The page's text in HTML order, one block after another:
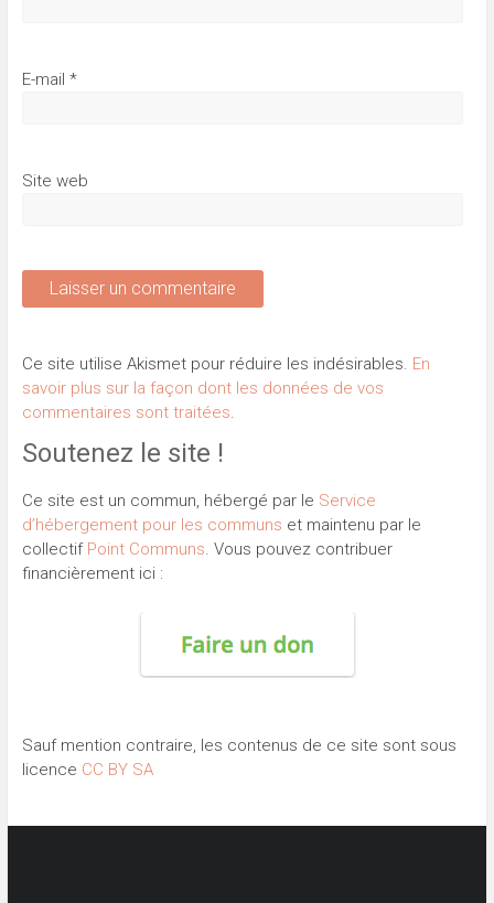
E-mail *
Site web
Ce site utilise Akismet pour réduire les indésirables. En
savoir plus sur la façon dont les données de vos
commentaires sont traitées.
Soutenez le site !
Ce site est un commun, hébergé par le Service
d’hébergement pour les communs et maintenu par le
collectif Point Communs. Vous pouvez contribuer
financièrement ici :
Sauf mention contraire, les contenus de ce site sont sous
licence CC BY SA